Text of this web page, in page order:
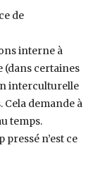
de
interne à
(dans certaines
interculturelle
demande à
temps.
n’est ce